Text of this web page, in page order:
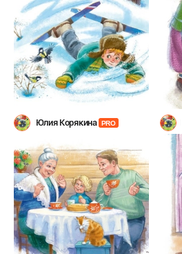
Юлия Корякина PRO